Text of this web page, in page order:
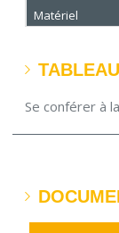
Matériel
Séchage
Se conférer à